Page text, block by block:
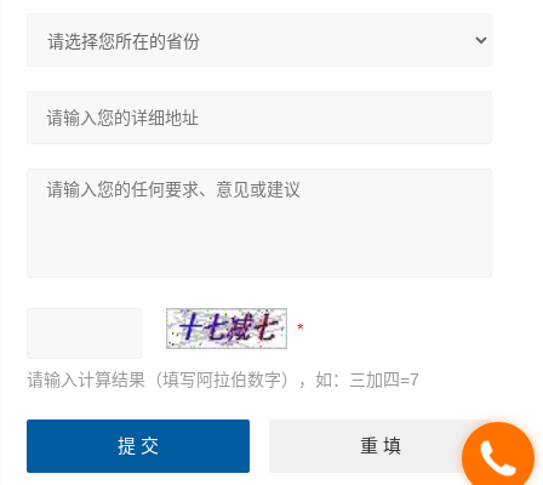
请输入计算结果（填写阿拉伯数字），如：三加四=7